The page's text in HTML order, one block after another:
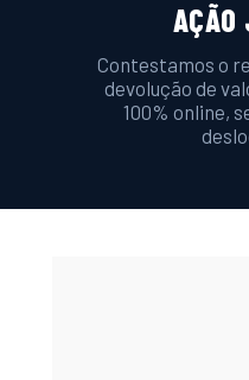
Contestamos o
devolução de
100% online,